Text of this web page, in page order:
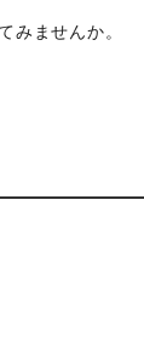
みませんか。